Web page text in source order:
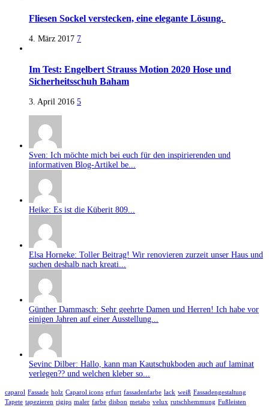
Fliesen Sockel verstecken, eine elegante Lösung.
4. März 2017 7
Im Test: Engelbert Strauss Motion 2020 Hose und
Sicherheitsschuh Baham
3. April 2016 5
Sven: Ich möchte mich bei euch für den inspirierenden und
informativen Blog-Artikel be...
Heike: Es ist die Küberit 809...
Elsa Horneke: Toller Beitrag! Wir renovieren zurzeit unser Haus und
suchen deshalb nach kreati...
Günther Dammasch: Sehr geehrte Damen und Herren! Ich habe vor
einigen Jahren auf einer Ausstellung...
Sevinc Dilber: Hallo, kann man Kautschukboden auch auf laminat
verlegen?? und welchen kleber so...
caparol Fassade holz Caparol icons erfurt fassadenfarbe lack weiß Fassadengestaltung
Tapete tapezieren rigips maler farbe disbon metabo velux rutschhemmung Fußleisten